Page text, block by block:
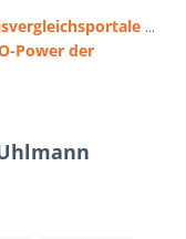
...
Power der